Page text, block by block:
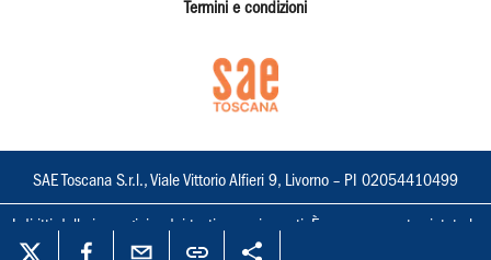
Termini e condizioni
SAE Toscana S.r.l., Viale Vittorio Alfieri 9, Livorno – PI 02054410499
I diritti delle immagini e dei testi sono riservati. È espressamente vietata la
loro riproduzione con qualsiasi mezzo e l'adattamento totale o parziale.